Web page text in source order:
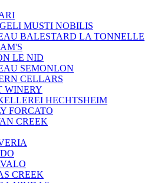
MUSTI NOBILIS
BALESTARD LA TONNELLE
LE NID
SEMONLON
CELLARS
WINERY
HECHTSHEIM
FORCATO
CREEK
CREEK